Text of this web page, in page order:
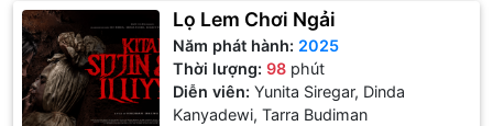
Lọ Lem Chơi Ngải
Năm phát hành: 2025
Thời lượng:98 phút
Diễn viên:Yunita Siregar, Dinda
Kanyadewi, Tarra Budiman